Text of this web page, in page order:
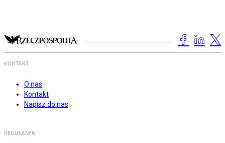
KONTAKT
O nas
Kontakt
Napisz do nas
REGULAMIN